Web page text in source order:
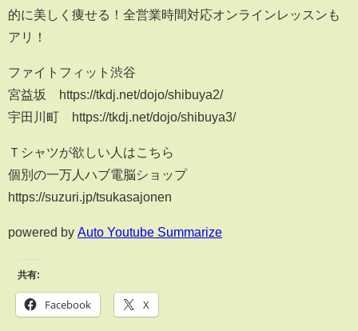
的に美しく痩せる！全営業時間対応オンラインレッスンも
アリ！
ファイトフィット渋谷
宮益坂 https://tkdj.net/dojo/shibuya2/
宇田川町 https://tkdj.net/dojo/shibuya3/
Ｔシャツが欲しい人はこちら
個別の一万人ハブ電脳ショップ
https://suzuri.jp/tsukasajonen
powered by Auto Youtube Summarize
共有:
Facebook X